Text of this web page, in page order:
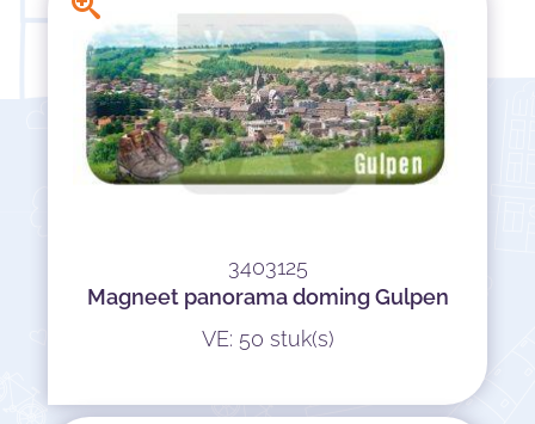
3403125
Magneet panorama doming Gulpen
VE: 50 stuk(s)